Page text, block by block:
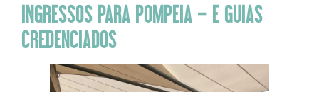
INGRESSOS PARA POMPEIA – E GUIAS
CREDENCIADOS